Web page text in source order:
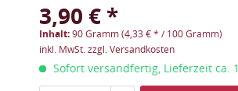
3,90 € *
Inhalt:90 Gramm (4,33 € * / 100 Gramm)
inkl. MwSt.zzgl. Versandkosten
Sofort versandfertig, Lieferzeit ca.